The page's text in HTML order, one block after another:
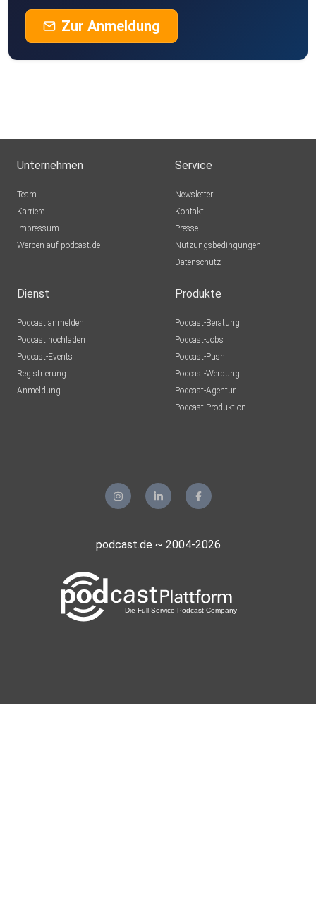
Zur Anmeldung
Unternehmen
Team
Karriere
Impressum
Werben auf podcast.de
Service
Newsletter
Kontakt
Presse
Nutzungsbedingungen
Datenschutz
Dienst
Podcast anmelden
Podcast hochladen
Podcast-Events
Registrierung
Anmeldung
Produkte
Podcast-Beratung
Podcast-Jobs
Podcast-Push
Podcast-Werbung
Podcast-Agentur
Podcast-Produktion
podcast.de ~ 2004-2026